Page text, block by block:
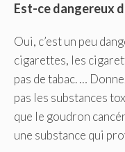
Est-ce dangereux
Oui, c’est un peu
cigarettes, les
pas de tabac. …
pas les substances
que le goudron
une substance qui